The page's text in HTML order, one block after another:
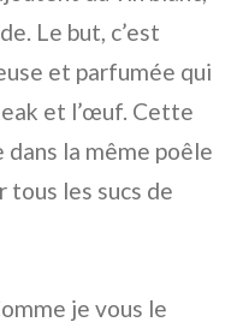
Le but, c’est
et parfumée qui
et l’œuf. Cette
la même poêle
tous les sucs de
je vous le